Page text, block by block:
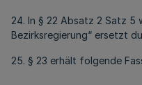
24. In § 22 Absatz 2 Satz 5
Bezirksregierung“ ersetzt
25. § 23 erhält folgende